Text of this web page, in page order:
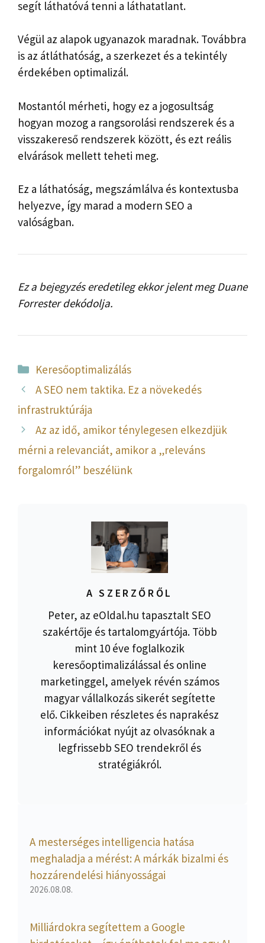
segít láthatóvá tenni a láthatatlant.
Végül az alapok ugyanazok maradnak. Továbbra
is az átláthatóság, a szerkezet és a tekintély
érdekében optimalizál.
Mostantól mérheti, hogy ez a jogosultság
hogyan mozog a rangsorolási rendszerek és a
visszakereső rendszerek között, és ezt reális
elvárások mellett teheti meg.
Ez a láthatóság, megszámlálva és kontextusba
helyezve, így marad a modern SEO a
valóságban.
Ez a bejegyzés eredetileg ekkor jelent meg Duane
Forrester dekódolja.
Kategória
Keresőoptimalizálás
A SEO nem taktika. Ez a növekedés
infrastruktúrája
Az az idő, amikor ténylegesen elkezdjük
mérni a relevanciát, amikor a „releváns
forgalomról” beszélünk
A SZERZŐRŐL
Peter, az eOldal.hu tapasztalt SEO
szakértője és tartalomgyártója. Több
mint 10 éve foglalkozik
keresőoptimalizálással és online
marketinggel, amelyek révén számos
magyar vállalkozás sikerét segítette
elő. Cikkeiben részletes és naprakész
információkat nyújt az olvasóknak a
legfrissebb SEO trendekről és
stratégiákról.
A mesterséges intelligencia hatása
meghaladja a mérést: A márkák bizalmi és
hozzárendelési hiányosságai
2026.08.08.
Milliárdokra segítettem a Google